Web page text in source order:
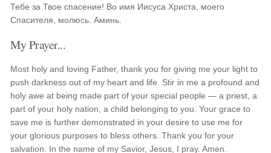
Тебе за Твое спасение! Во имя Иисуса Христа, моего
Спасителя, молюсь. Аминь.
My Prayer...
Most holy and loving Father, thank you for giving me your light to
push darkness out of my heart and life. Stir in me a profound and
holy awe at being made part of your special people — a priest, a
part of your holy nation, a child belonging to you. Your grace to
save me is further demonstrated in your desire to use me for
your glorious purposes to bless others. Thank you for your
salvation. In the name of my Savior, Jesus, I pray. Amen.